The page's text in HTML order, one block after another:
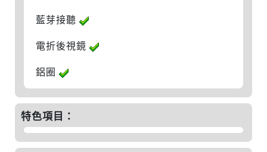
藍芽接聽
電折後視鏡
鋁圈
特色項目：